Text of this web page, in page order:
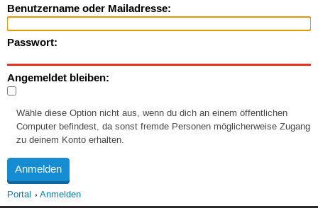
Benutzername oder Mailadresse:
Passwort:
Angemeldet bleiben:
Wähle diese Option nicht aus, wenn du dich an einem öffentlichen
Computer befindest, da sonst fremde Personen möglicherweise Zugang
zu deinem Konto erhalten.
Portal Anmelden